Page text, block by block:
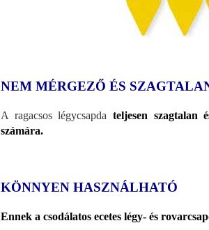
NEM MÉRGEZŐ ÉS
A ragacsos légycsapdateljesen szagtalan
számára.
KÖNNYEN HASZNÁLHATÓ
Ennek a csodálatos ecetes légy- és